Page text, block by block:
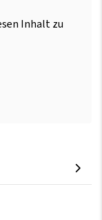
Inhalt zu